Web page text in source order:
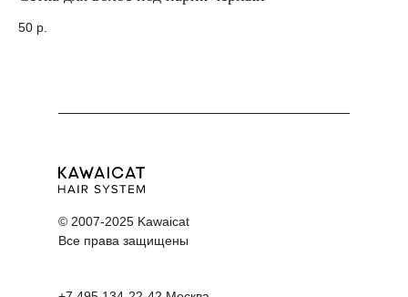
50 р.
© 2007-2025 Kawaicat
Все права защищены